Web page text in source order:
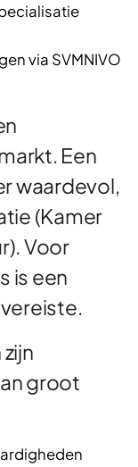
via SVMNIVO
Een
waardevol,
(Kamer
Voor
is een
groot